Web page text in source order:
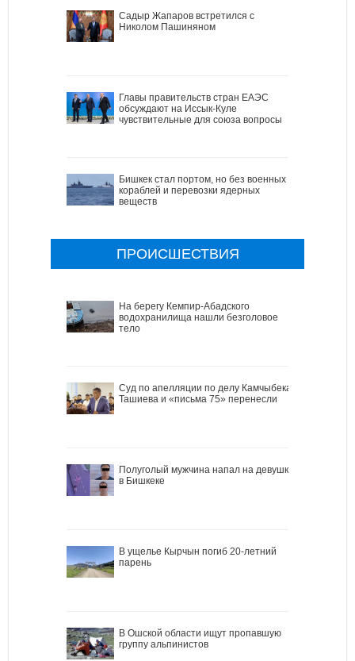
Садыр Жапаров встретился с
Николом Пашиняном
Главы правительств стран ЕАЭС
обсуждают на Иссык-Куле
чувствительные для союза вопросы
Бишкек стал портом, но без военных
кораблей и перевозки ядерных
веществ
ПРОИСШЕСТВИЯ
На берегу Кемпир-Абадского
водохранилища нашли безголовое
тело
Cуд по апелляции по делу Камчыбека
Ташиева и «письма 75» перенесли
Полуголый мужчина напал на девушку
в Бишкеке
В ущелье Кырчын погиб 20-летний
парень
В Ошской области ищут пропавшую
группу альпинистов